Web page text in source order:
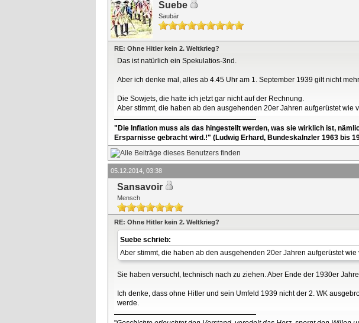
Suebe
Saubär
RE: Ohne Hitler kein 2. Weltkrieg?
Das ist natürlich ein Spekulatios-3nd.
Aber ich denke mal, alles ab 4.45 Uhr am 1. September 1939 gilt nicht
Die Sowjets, die hatte ich jetzt gar nicht auf der Rechnung.
Aber stimmt, die haben ab den ausgehenden 20er Jahren aufgerüstet wie
"Die Inflation muss als das hingestellt werden, was sie wirklich ist,
Ersparnisse gebracht wird.!" (Ludwig Erhard, Bundeskalnzler 1963 bis
05.12.2014, 03:38
Sansavoir
Mensch
RE: Ohne Hitler kein 2. Weltkrieg?
Suebe schrieb:
Aber stimmt, die haben ab den ausgehenden 20er Jahren aufgerüstet wie
Sie haben versucht, technisch nach zu ziehen. Aber Ende der 1930er
Ich denke, dass ohne Hitler und sein Umfeld 1939 nicht der 2. WK
werde.